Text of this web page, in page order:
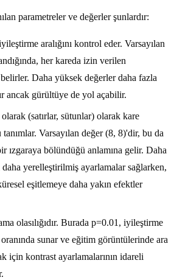
parametreler ve değerler şunlardır:
aralığını kontrol eder. Varsayılan
her kareda izin verilen
Daha yüksek değerler daha fazla
ancak gürültüye de yol açabilir.
(satırlar, sütunlar) olarak kare
tanımlar. Varsayılan değer (8, 8)'dir, bu da
ızgaraya bölündüğü anlamına gelir. Daha
yerelleştirilmiş ayarlamalar sağlarken,
eşitlemeye daha yakın efektler
olasılığıdır. Burada p=0.01, iyileştirme
sunar ve eğitim görüntülerinde ara
için kontrast ayarlamalarının idareli